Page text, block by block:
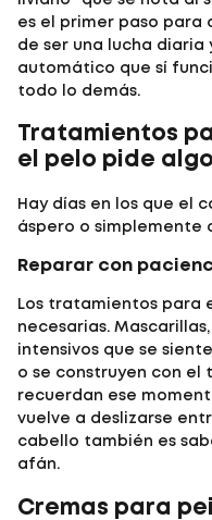
es el primer paso para
de ser una lucha diaria
automático que sí
todo lo demás.
Tratamientos
el pelo pide
Hay días en los que el
áspero o simplemente
Reparar con
Los tratamientos para
necesarias.
intensivos que se
o se construyen con el
recuerdan ese
vuelve a deslizarse
cabello también es
afán.
Cremas para